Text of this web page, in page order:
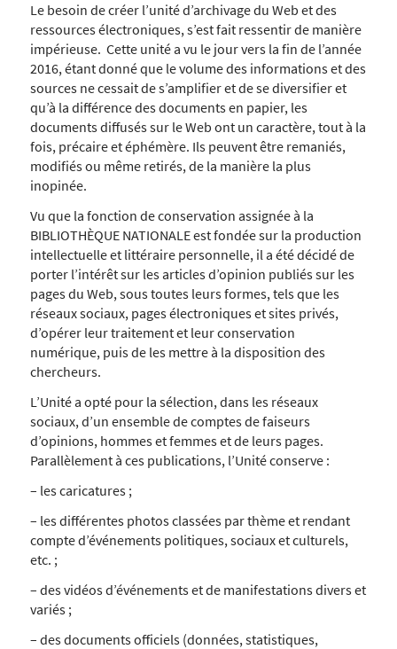
Le besoin de créer l’unité d’archivage du Web et des
ressources électroniques, s’est fait ressentir de manière
impérieuse. Cette unité a vu le jour vers la fin de l’année
2016, étant donné que le volume des informations et des
sources ne cessait de s’amplifier et de se diversifier et
qu’à la différence des documents en papier, les
documents diffusés sur le Web ont un caractère, tout à la
fois, précaire et éphémère. Ils peuvent être remaniés,
modifiés ou même retirés, de la manière la plus
inopinée.
Vu que la fonction de conservation assignée à la
BIBLIOTHÈQUE NATIONALE est fondée sur la production
intellectuelle et littéraire personnelle, il a été décidé de
porter l’intérêt sur les articles d’opinion publiés sur les
pages du Web, sous toutes leurs formes, tels que les
réseaux sociaux, pages électroniques et sites privés,
d’opérer leur traitement et leur conservation
numérique, puis de les mettre à la disposition des
chercheurs.
L’Unité a opté pour la sélection, dans les réseaux
sociaux, d’un ensemble de comptes de faiseurs
d’opinions, hommes et femmes et de leurs pages.
Parallèlement à ces publications, l’Unité conserve :
– les caricatures ;
– les différentes photos classées par thème et rendant
compte d’événements politiques, sociaux et culturels,
etc. ;
– des vidéos d’événements et de manifestations divers et
variés ;
– des documents officiels (données, statistiques,